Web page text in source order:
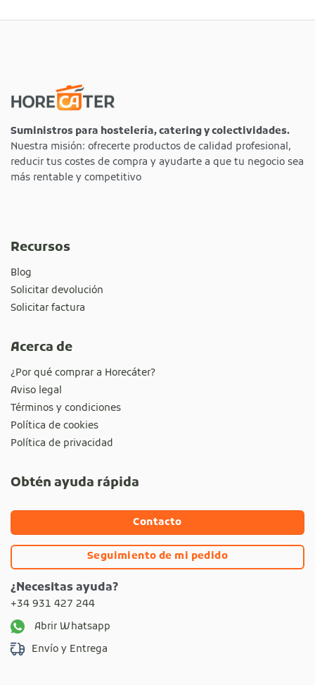
Suministros para hostelería, catering y colectividades.
Nuestra misión: ofrecerte productos de calidad profesional,
reducir tus costes de compra y ayudarte a que tu negocio sea
más rentable y competitivo
Recursos
Blog
Solicitar devolución
Solicitar factura
Acerca de
¿Por qué comprar a Horecáter?
Aviso legal
Términos y condiciones
Política de cookies
Política de privacidad
Obtén ayuda rápida
Contacto
Seguimiento de mi pedido
¿Necesitas ayuda?
+34 931 427 244
Abrir Whatsapp
Envío y Entrega